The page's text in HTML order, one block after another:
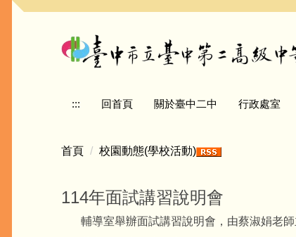
跳
::: 回首頁 關於臺中二中 行政處室
首頁 校園動態(學校活動)
114年面試講習說明會
輔導室舉辦面試講習說明會，由蔡淑娟老師